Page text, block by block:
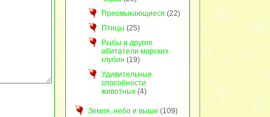
Пресмыкающиеся (22)
Птицы (25)
Рыбы и другие
обитатели морских
глубин (19)
Удивительные
способности
животных(4)
Земля, небо и выше (109)